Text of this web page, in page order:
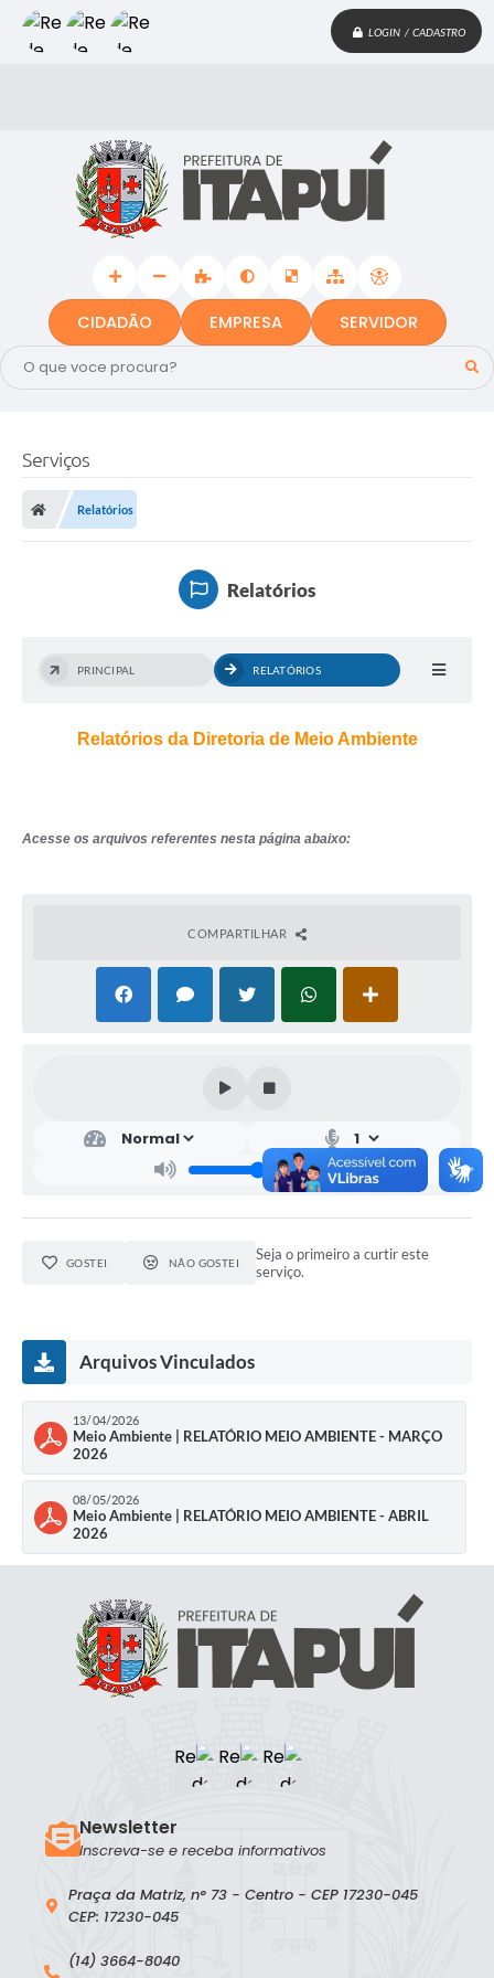
LOGIN / CADASTRO
CIDADÃO EMPRESA SERVIDOR
Serviços
Relatórios
Relatórios
PRINCIPAL RELATÓRIOS
Relatórios da Diretoria de Meio Ambiente
Acesse os arquivos referentes nesta página abaixo:
COMPARTILHAR
GOSTEI NÃO GOSTEI
Seja o primeiro a curtir este
serviço.
Arquivos Vinculados
13/04/2026
Meio Ambiente | RELATÓRIO MEIO AMBIENTE - MARÇO
2026
08/05/2026
Meio Ambiente | RELATÓRIO MEIO AMBIENTE - ABRIL
2026
Praça da Matriz, n° 73 - Centro - CEP 17230-045
CEP: 17230-045
(14) 3664-8040
Newsletter
Inscreva-se e receba informativos